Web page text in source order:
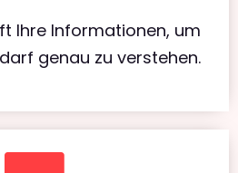
Ihre Informationen, um
genau zu verstehen.